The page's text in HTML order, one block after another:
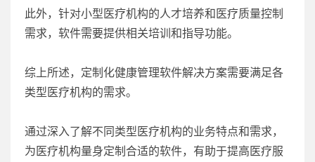
此外，针对小型医疗机构的人才培养和医疗质量控制
需求，软件需要提供相关培训和指导功能。
综上所述，定制化健康管理软件解决方案需要满足各
类型医疗机构的需求。
通过深入了解不同类型医疗机构的业务特点和需求，
为医疗机构量身定制合适的软件，有助于提高医疗服